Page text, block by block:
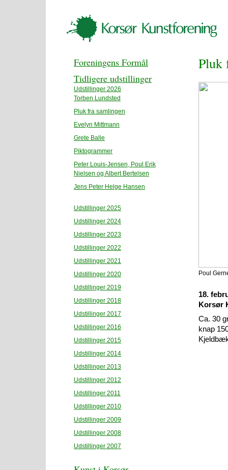
Foreningens Formål
Tidligere udstillinger
Udstillinger 2026
Torben Lundsted
Pluk fra samlingen
Evelyn Mittmann
Grete Balle
Piktogrammer
Peter Louis-Jensen, Poul Erik
Nielsen og Albert Bertelsen
Jens Peter Helge Hansen
Udstillinger 2025
Udstillinger 2024
Udstillinger 2023
Udstillinger 2022
Udstillinger 2021
Udstillinger 2020
Udstillinger 2019
Udstillinger 2018
Udstillinger 2017
Udstillinger 2016
Udstillinger 2015
Udstillinger 2014
Udstillinger 2013
Udstillinger 2012
Udstillinger 2011
Udstillinger 2010
Udstillinger 2009
Udstillinger 2008
Udstillinger 2007
Pluk
Poul
18.
Korsør
Ca. 30
knap